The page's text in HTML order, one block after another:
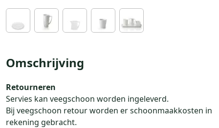
Omschrijving
Retourneren
Servies kan veegschoon worden ingeleverd.
Bij veegschoon retour worden er schoonmaakkosten in
rekening gebracht.